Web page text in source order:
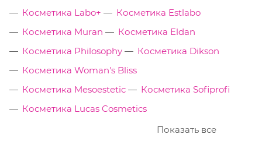
Косметика Labo+
Косметика Estlabo
Косметика Muran
Косметика Eldan
Косметика Philosophy
Косметика Dikson
Косметика Woman's Bliss
Косметика Mesoestetic
Косметика Sofiprofi
Косметика Lucas Cosmetics
Показать все